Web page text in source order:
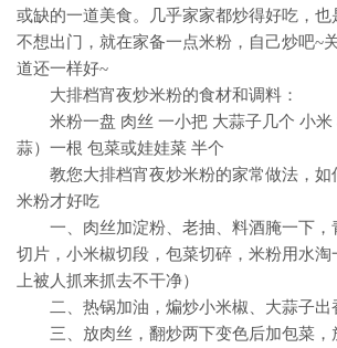
或缺的一道美食。几乎家家都炒得好吃，也
不想出门，就在家备一点米粉，自己炒吧~
道还一样好~
大排档宵夜炒米粉的食材和调料：
米粉一盘 肉丝 一小把 大蒜子几个 小米
蒜）一根 包菜或娃娃菜 半个
教您大排档宵夜炒米粉的家常做法，如
米粉才好吃
一、肉丝加淀粉、老抽、料酒腌一下，
切片，小米椒切段，包菜切碎，米粉用水淘
上被人抓来抓去不干净）
二、热锅加油，煸炒小米椒、大蒜子出
三、放肉丝，翻炒两下变色后加包菜，